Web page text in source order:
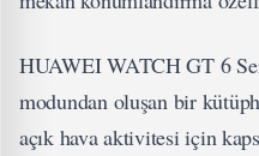
HUAWEI WATCH GT 6
modundan oluşan bir
açık hava aktivitesi için